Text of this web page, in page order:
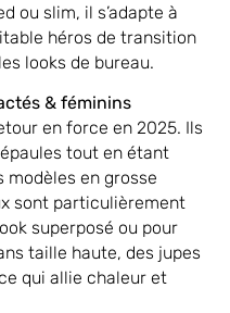
ou slim, il s’adapte à
héros de transition
looks de bureau.
& féminins
en force en 2025. Ils
tout en étant
en grosse
sont particulièrement
superposé ou pour
taille haute, des jupes
qui allie chaleur et